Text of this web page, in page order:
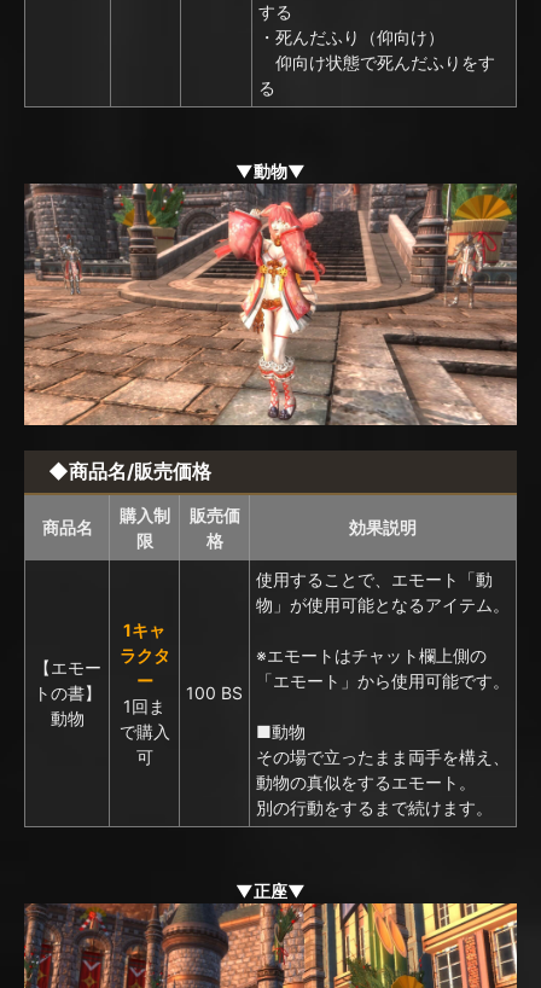
する
・死んだふり（仰向け）
仰向け状態で死んだふりをす
る
▼動物▼
◆商品名/販売価格
商品名
購入制
限
販売価
格
効果説明
【エモー
トの書】
動物
1キャ
ラクタ
ー
1回ま
で購入
可
100 BS
使用することで、エモート「動
物」が使用可能となるアイテム。
※エモートはチャット欄上側の
「エモート」から使用可能です。
■動物
その場で立ったまま両手を構え、
動物の真似をするエモート。
別の行動をするまで続けます。
▼正座▼